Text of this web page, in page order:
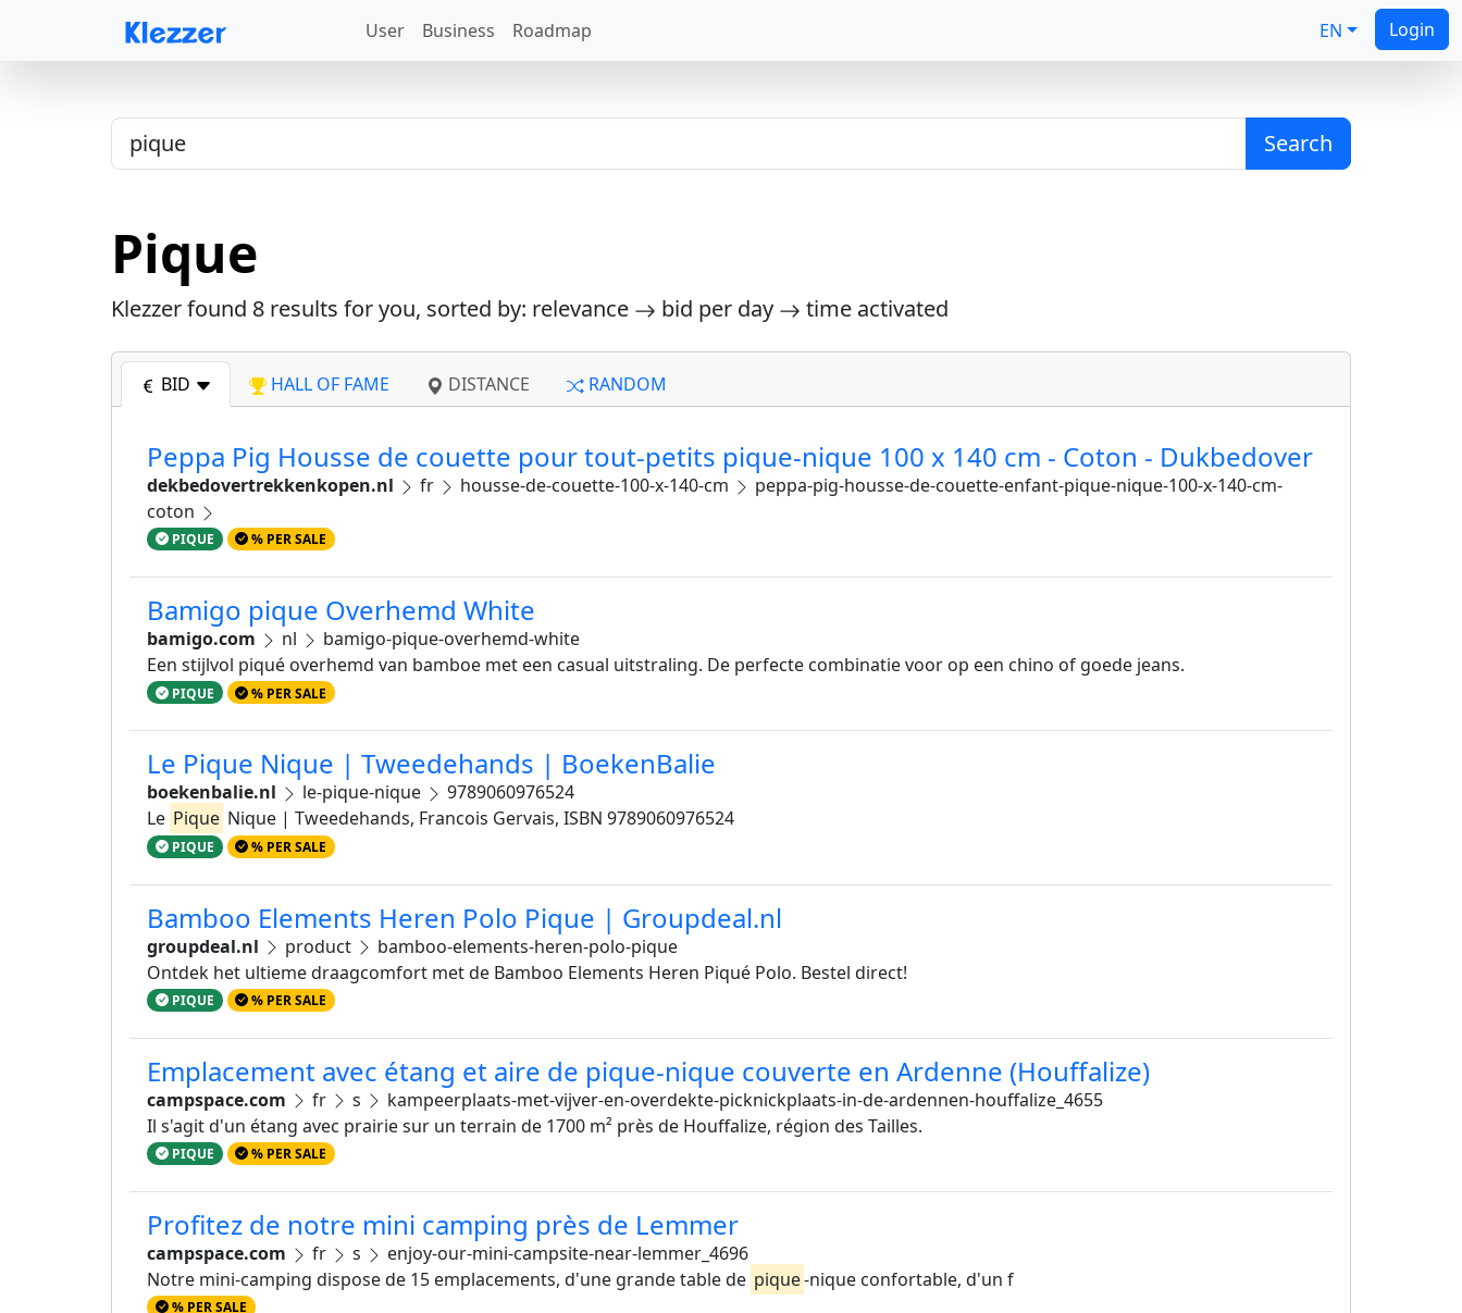
User Business Roadmap EN Login
Search
Pique
Klezzer found 8 results for you, sorted by: relevance bid per day time activated
BID HALL OF FAME DISTANCE RANDOM
Peppa Pig Housse de couette pour tout-petits pique-nique 100 x 140 cm - Coton - Dukbedover
dekbedovertrekkenkopen.nl fr housse-de-couette-100-x-140-cm
peppa-pig-housse-de-couette-enfant-pique-nique-100-x-140-cm-
coton
PIQUE % PER SALE
Bamigo pique Overhemd White
bamigo.com nl
bamigo-pique-overhemd-white
Een stijlvol piqué overhemd van bamboe met een casual uitstraling. De perfecte combinatie voor op een chino of goede jeans.
PIQUE % PER SALE
Le Pique Nique | Tweedehands | BoekenBalie
boekenbalie.nl le-pique-nique
9789060976524
Le Pique Nique | Tweedehands, Francois Gervais, ISBN 9789060976524
PIQUE % PER SALE
Bamboo Elements Heren Polo Pique | Groupdeal.nl
groupdeal.nl product
bamboo-elements-heren-polo-pique
Ontdek het ultieme draagcomfort met de Bamboo Elements Heren Piqué Polo. Bestel direct!
PIQUE % PER SALE
Emplacement avec étang et aire de pique-nique couverte en Ardenne (Houffalize)
campspace.com fr s
kampeerplaats-met-vijver-en-overdekte-picknickplaats-in-de-ardennen-houffalize_4655
Il s'agit d'un étang avec prairie sur un terrain de 1700 m² près de Houffalize, région des Tailles.
PIQUE % PER SALE
Profitez de notre mini camping près de Lemmer
campspace.com fr s
enjoy-our-mini-campsite-near-lemmer_4696
Notre mini-camping dispose de 15 emplacements, d'une grande table de pique-nique confortable, d'un f
% PER SALE